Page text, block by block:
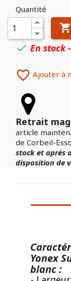
Quantité

 En stock
 Ajouter à
Retrait
article
de Corbeil-
stock et après
disposition de
Yonex
blanc :